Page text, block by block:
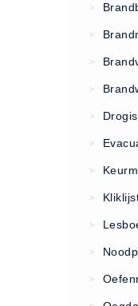
Ons Team
Nieuws
Contact
Algemene
Vacatures
>
>
>
>
>
>
>
>
>
>
>